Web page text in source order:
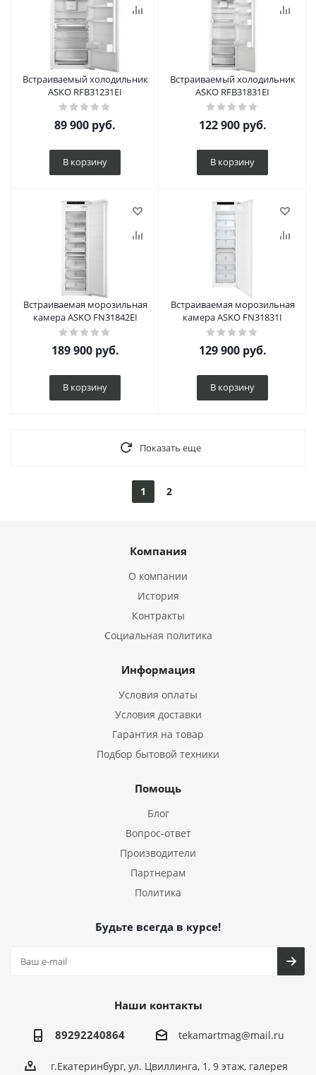
Встраиваемый холодильник
ASKO RFB31231EI
89 900 руб.
В корзину
Встраиваемый холодильник
ASKO RFB31831EI
122 900руб.
В корзину
Встраиваемая морозильная
камера ASKO FN31842EI
189 900руб.
В корзину
Встраиваемая морозильная
камера ASKO FN31831I
129 900руб.
В корзину
Показать еще
1 2
Компания
О компании
История
Контракты
Социальная политика
Информация
Условия оплаты
Условия доставки
Гарантия на товар
Подбор бытовой техники
Помощь
Блог
Вопрос-ответ
Производители
Партнерам
Политика
Будьте всегда в курсе!
Наши контакты
89292240864 tekamartmag@mail.ru
г.Екатеринбург, ул. Цвиллинга, 1, 9 этаж, галерея